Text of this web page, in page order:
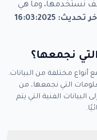
نستخدمها، وما هي
تحديث: 16:03:2025
نجمعها؟
أنواع مختلفة من البيانات.
التي نجمعها، من
البيانات الفنية التي يتم